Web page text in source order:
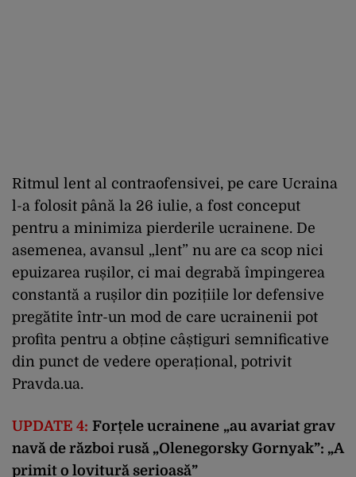
Ritmul lent al contraofensivei, pe care Ucraina
l-a folosit până la 26 iulie, a fost conceput
pentru a minimiza pierderile ucrainene. De
asemenea, avansul „lent” nu are ca scop nici
epuizarea rușilor, ci mai degrabă împingerea
constantă a rușilor din pozițiile lor defensive
pregătite într-un mod de care ucrainenii pot
profita pentru a obține câștiguri semnificative
din punct de vedere operațional, potrivit
Pravda.ua.
UPDATE 4: Forțele ucrainene „au avariat grav
navă de război rusă „Olenegorsky Gornyak”: „A
primit o lovitură serioasă”